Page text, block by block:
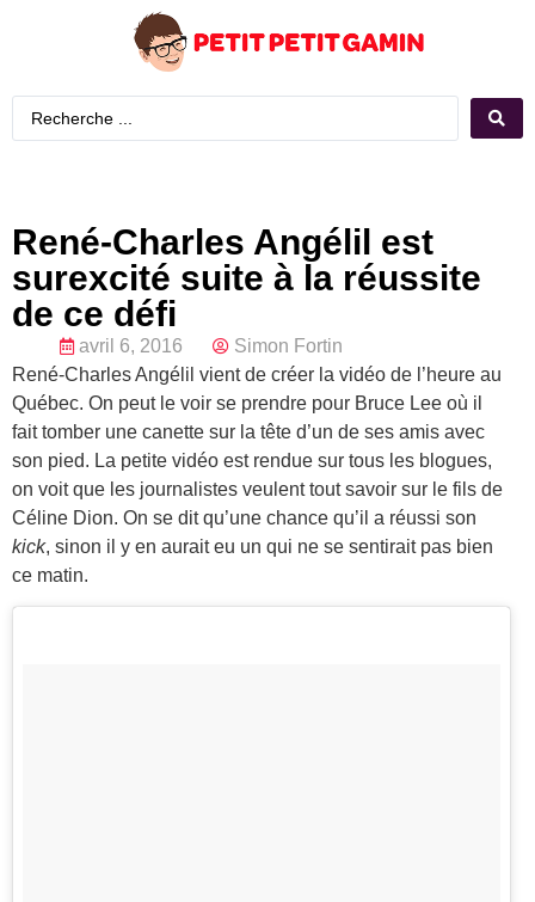
René-Charles Angélil est
surexcité suite à la réussite
de ce défi
avril 6, 2016
Simon Fortin
René-Charles Angélil vient de créer la vidéo de l’heure au
Québec. On peut le voir se prendre pour Bruce Lee où il
fait tomber une canette sur la tête d’un de ses amis avec
son pied. La petite vidéo est rendue sur tous les blogues,
on voit que les journalistes veulent tout savoir sur le fils de
Céline Dion. On se dit qu’une chance qu’il a réussi son
kick, sinon il y en aurait eu un qui ne se sentirait pas bien
ce matin.